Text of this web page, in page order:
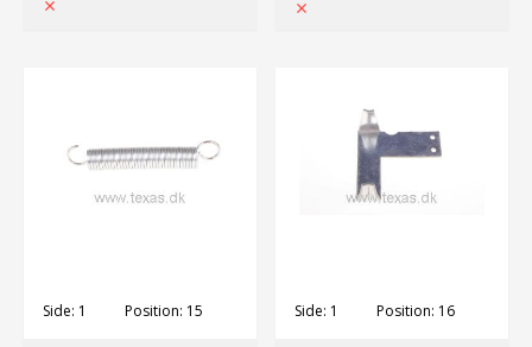
Side: 1 Position: 15 Side: 1 Position: 16